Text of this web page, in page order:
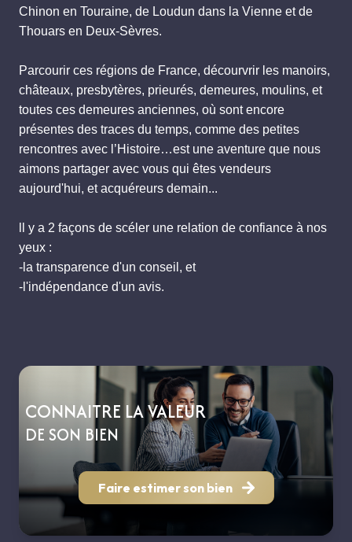
CONNAITRE LA VALEUR
DE SON BIEN
Faire estimer son bien
Chinon en Touraine, de Loudun dans la Vienne et de
Thouars en Deux-Sèvres.
Parcourir ces régions de France, décourvrir les manoirs,
châteaux, presbytères, prieurés, demeures, moulins, et
toutes ces demeures anciennes, où sont encore
présentes des traces du temps, comme des petites
rencontres avec l’Histoire…est une aventure que nous
aimons partager avec vous qui êtes vendeurs
aujourd'hui, et acquéreurs demain...
ll y a 2 façons de scéler une relation de confiance à nos
yeux :
-la transparence d'un conseil, et
-l'indépendance d'un avis.